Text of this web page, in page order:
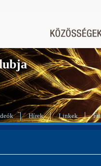
Hírek Linkek